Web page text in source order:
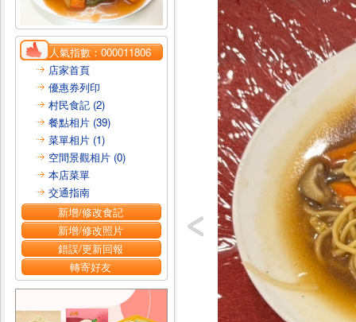
人氣指數：000011806
店家首頁
優惠券列印
村民食記 (2)
餐點相片 (39)
菜單相片 (1)
空間景觀相片 (0)
本店菜單
交通指南
新增/修改食記
新增/修改照片
錯誤/更新回報
轉寄好友